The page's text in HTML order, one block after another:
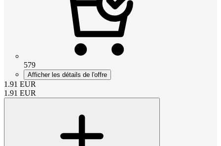
579
Afficher les détails de l'offre
1.91 EUR
1.91 EUR